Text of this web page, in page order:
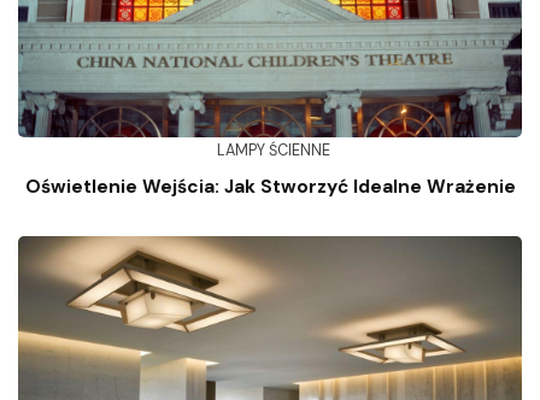
LAMPY ŚCIENNE
Oświetlenie Wejścia: Jak Stworzyć Idealne Wrażenie